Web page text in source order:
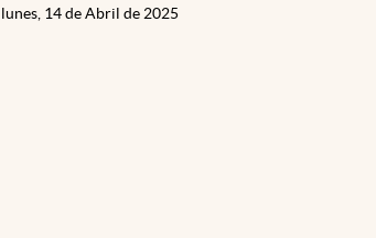
lunes, 14 de Abril de 2025